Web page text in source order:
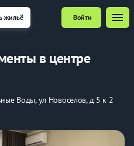
жильё Войти menu
в центре
Воды, ул Новоселов, д 5 к 2